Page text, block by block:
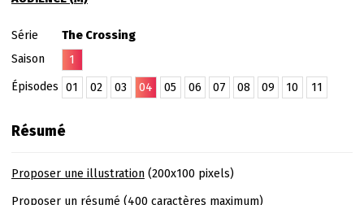
Série
The Crossing
Saison
1
Épisodes
01 02 03 04 05 06 07 08 09 10 11
Résumé
Proposer une illustration(200x100 pixels)
Proposer un résumé (400 caractères maximum)